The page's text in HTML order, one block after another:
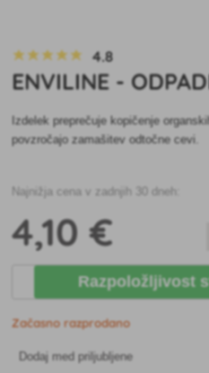
4.8
ENVILINE -
Izdelek preprečuje kopičenje
povzročajo zamašitev odtočne cevi.
Najnižja cena v zadnjih 30 dneh:
4,10 €
Razpoložljivost
Začasno razprodano
Dodaj med priljubljene